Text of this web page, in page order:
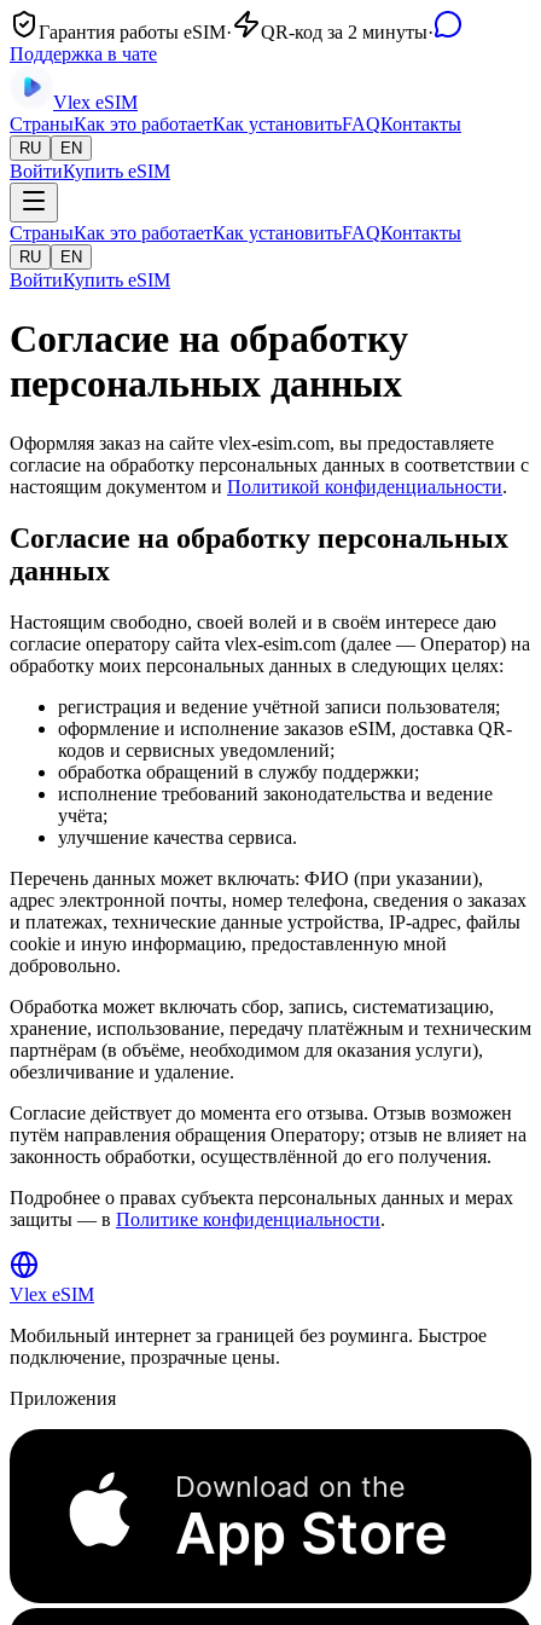
Гарантия работы eSIM· QR-код за 2 минуты·
Поддержка в чате
Vlex eSIM
СтраныКак это работаетКак установитьFAQКонтакты
RU EN
ВойтиКупить eSIM
СтраныКак это работаетКак установитьFAQКонтакты
RU EN
ВойтиКупить eSIM
Согласие на обработку
персональных данных
Оформляя заказ на сайте vlex-esim.com, вы предоставляете
согласие на обработку персональных данных в соответствии с
настоящим документом и Политикой конфиденциальности.
Согласие на обработку персональных
данных
Настоящим свободно, своей волей и в своём интересе даю
согласие оператору сайта vlex-esim.com (далее — Оператор) на
обработку моих персональных данных в следующих целях:
регистрация и ведение учётной записи пользователя;
оформление и исполнение заказов eSIM, доставка QR-
кодов и сервисных уведомлений;
обработка обращений в службу поддержки;
исполнение требований законодательства и ведение
учёта;
улучшение качества сервиса.
Перечень данных может включать: ФИО (при указании),
адрес электронной почты, номер телефона, сведения о заказах
и платежах, технические данные устройства, IP-адрес, файлы
cookie и иную информацию, предоставленную мной
добровольно.
Обработка может включать сбор, запись, систематизацию,
хранение, использование, передачу платёжным и техническим
партнёрам (в объёме, необходимом для оказания услуги),
обезличивание и удаление.
Согласие действует до момента его отзыва. Отзыв возможен
путём направления обращения Оператору; отзыв не влияет на
законность обработки, осуществлённой до его получения.
Подробнее о правах субъекта персональных данных и мерах
защиты — в Политике конфиденциальности.
Vlex eSIM
Мобильный интернет за границей без роуминга. Быстрое
подключение, прозрачные цены.
Приложения
Download on the
App Store